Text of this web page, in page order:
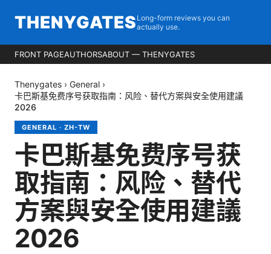
THENYGATES Long-form reviews you can
actually use.
FRONT PAGEAUTHORSABOUT — THENYGATES
Thenygates › General ›
卡巴斯基免费序号获取指南：风险、替代方案與安全使用建議
2026
GENERAL · ZH-TW
卡巴斯基免费序号获
取指南：风险、替代
方案與安全使用建議
2026